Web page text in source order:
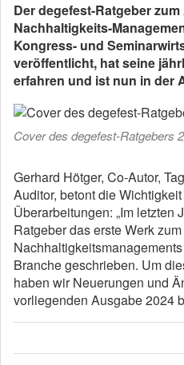
Der degefest-Ratgeber
Nachhaltigkeits-
Kongress- und
veröffentlicht, hat seine
erfahren und ist nun in der
Cover des degefest-Ratgebers
Gerhard Hötger, Co-Autor,
Auditor, betont die
Überarbeitungen: „Im letzten
Ratgeber das erste Werk
Branche geschrieben. Um
haben wir Neuerungen und
vorliegenden Ausgabe 2024